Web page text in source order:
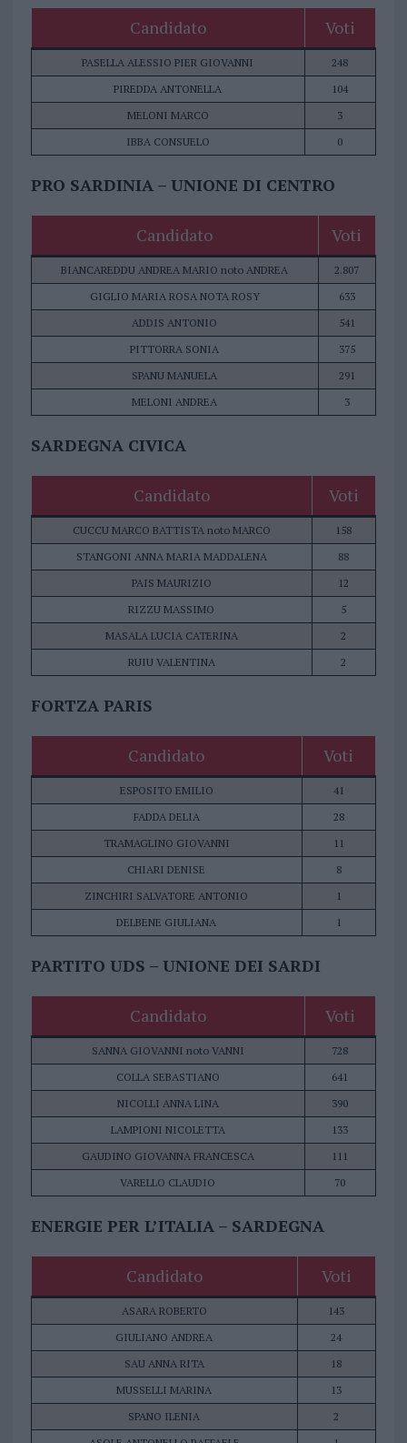
Candidato Voti
PASELLA ALESSIO PIER GIOVANNI
248
PIREDDA ANTONELLA
104
MELONI MARCO
3
IBBA CONSUELO
0
PRO SARDINIA – UNIONE DI CENTRO
Candidato Voti
BIANCAREDDU ANDREA MARIO noto ANDREA
2.807
GIGLIO MARIA ROSA NOTA ROSY
633
ADDIS ANTONIO
541
PITTORRA SONIA
375
SPANU MANUELA
291
MELONI ANDREA
3
SARDEGNA CIVICA
Candidato Voti
CUCCU MARCO BATTISTA noto MARCO
158
STANGONI ANNA MARIA MADDALENA
88
PAIS MAURIZIO
12
RIZZU MASSIMO
5
MASALA LUCIA CATERINA
2
RUIU VALENTINA
2
FORTZA PARIS
Candidato Voti
ESPOSITO EMILIO
41
FADDA DELIA
28
TRAMAGLINO GIOVANNI
11
CHIARI DENISE
8
ZINCHIRI SALVATORE ANTONIO
1
DELBENE GIULIANA
1
PARTITO UDS – UNIONE DEI SARDI
Candidato Voti
SANNA GIOVANNI noto VANNI
728
COLLA SEBASTIANO
641
NICOLLI ANNA LINA
390
LAMPIONI NICOLETTA
133
GAUDINO GIOVANNA FRANCESCA
111
VARELLO CLAUDIO
70
ENERGIE PER L’ITALIA – SARDEGNA
Candidato Voti
ASARA ROBERTO
143
GIULIANO ANDREA
24
SAU ANNA RITA
18
MUSSELLI MARINA
13
SPANO ILENIA
2